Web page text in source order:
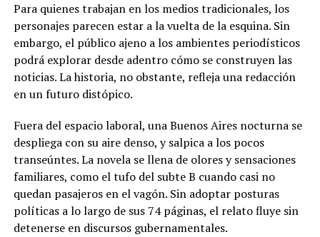
Para quienes trabajan en los medios tradicionales, los
personajes parecen estar a la vuelta de la esquina. Sin
embargo, el público ajeno a los ambientes periodísticos
podrá explorar desde adentro cómo se construyen las
noticias. La historia, no obstante, refleja una redacción
en un futuro distópico.
Fuera del espacio laboral, una Buenos Aires nocturna se
despliega con su aire denso, y salpica a los pocos
transeúntes. La novela se llena de olores y sensaciones
familiares, como el tufo del subte B cuando casi no
quedan pasajeros en el vagón. Sin adoptar posturas
políticas a lo largo de sus 74 páginas, el relato fluye sin
detenerse en discursos gubernamentales.